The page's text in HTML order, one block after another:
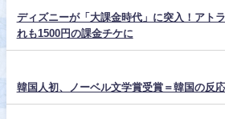
ディズニーが「大課金時代」に突入！アト
れも1500円の課金チケに
韓国人初、ノーベル文学賞受賞＝韓国の反応